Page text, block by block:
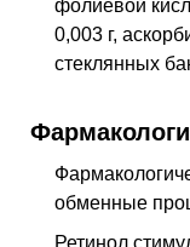
фолиевой
0,003 г,
стеклянных
обменные